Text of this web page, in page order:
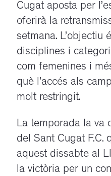
Cugat aposta per
oferirà la
setmana. L’objectiu
disciplines i
com femenines i
què l’accés als
molt restringit.
La temporada la va
del Sant Cugat F.C.
aquest dissabte al
la victòria per un